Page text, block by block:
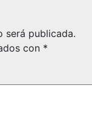
será publicada.
con *